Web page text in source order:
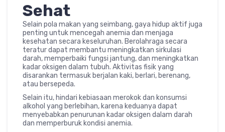
Sehat
Selain pola makan yang seimbang, gaya hidup aktif juga
penting untuk mencegah anemia dan menjaga
kesehatan secara keseluruhan. Berolahraga secara
teratur dapat membantu meningkatkan sirkulasi
darah, memperbaiki fungsi jantung, dan meningkatkan
kadar oksigen dalam tubuh. Aktivitas fisik yang
disarankan termasuk berjalan kaki, berlari, berenang,
atau bersepeda.
Selain itu, hindari kebiasaan merokok dan konsumsi
alkohol yang berlebihan, karena keduanya dapat
menyebabkan penurunan kadar oksigen dalam darah
dan memperburuk kondisi anemia.